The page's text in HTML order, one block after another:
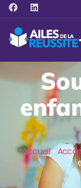
Accueil»